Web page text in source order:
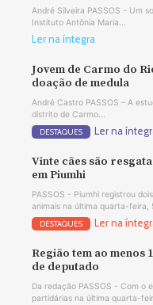
André Silveira PASSOS - Um
Instituto Antônia Maria...
Ler na íntegra
Jovem de Carmo do
doação de medula
André Castro PASSOS – A
distrito de Carmo...
DESTAQUES Ler na
Vinte cães são
em Piumhi
PASSOS - Piumhi registrou
animais na última quarta-feira,
DESTAQUES Ler na
Região tem ao menos
de deputado
Da redação PASSOS - Com o
partidárias na última quarta-